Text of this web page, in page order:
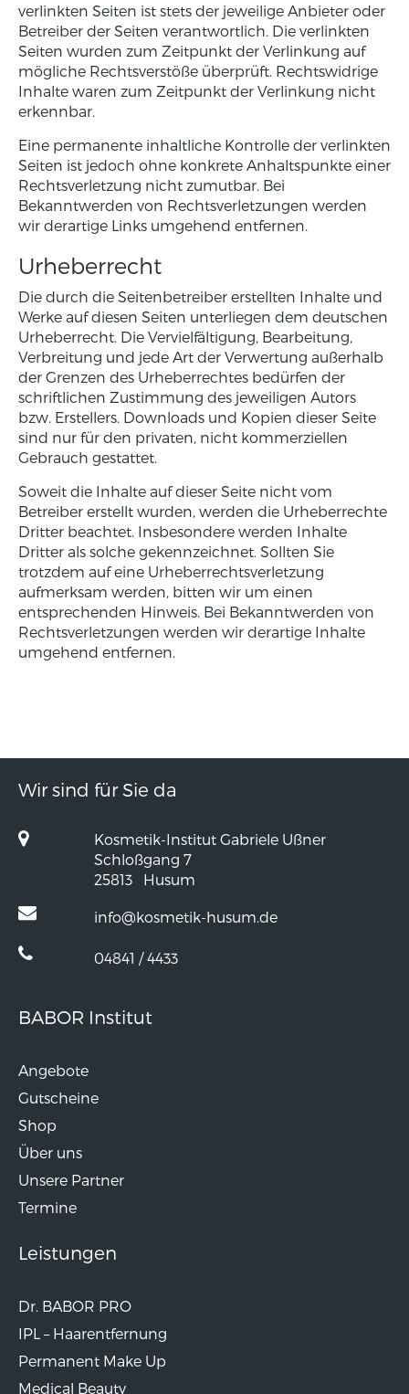
verlinkten Seiten ist stets der jeweilige Anbieter oder
Betreiber der Seiten verantwortlich. Die verlinkten
Seiten wurden zum Zeitpunkt der Verlinkung auf
mögliche Rechtsverstöße überprüft. Rechtswidrige
Inhalte waren zum Zeitpunkt der Verlinkung nicht
erkennbar.
Eine permanente inhaltliche Kontrolle der verlinkten
Seiten ist jedoch ohne konkrete Anhaltspunkte einer
Rechtsverletzung nicht zumutbar. Bei
Bekanntwerden von Rechtsverletzungen werden
wir derartige Links umgehend entfernen.
Urheberrecht
Die durch die Seitenbetreiber erstellten Inhalte und
Werke auf diesen Seiten unterliegen dem deutschen
Urheberrecht. Die Vervielfältigung, Bearbeitung,
Verbreitung und jede Art der Verwertung außerhalb
der Grenzen des Urheberrechtes bedürfen der
schriftlichen Zustimmung des jeweiligen Autors
bzw. Erstellers. Downloads und Kopien dieser Seite
sind nur für den privaten, nicht kommerziellen
Gebrauch gestattet.
Soweit die Inhalte auf dieser Seite nicht vom
Betreiber erstellt wurden, werden die Urheberrechte
Dritter beachtet. Insbesondere werden Inhalte
Dritter als solche gekennzeichnet. Sollten Sie
trotzdem auf eine Urheberrechtsverletzung
aufmerksam werden, bitten wir um einen
entsprechenden Hinweis. Bei Bekanntwerden von
Rechtsverletzungen werden wir derartige Inhalte
umgehend entfernen.
Wir sind für Sie da
Kosmetik-Institut Gabriele Ußner
Schloßgang 7
25813
Husum
info@kosmetik-husum.de
04841 / 4433
BABOR Institut
Angebote
Gutscheine
Shop
Über uns
Unsere Partner
Termine
Leistungen
Dr. BABOR PRO
IPL – Haarentfernung
Permanent Make Up
Medical Beauty